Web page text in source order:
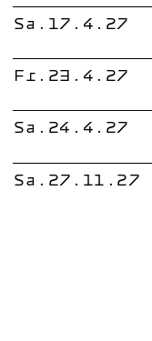
Sa.17.4.27
Fr.23.4.27
Sa.24.4.27
Sa.27.11.27